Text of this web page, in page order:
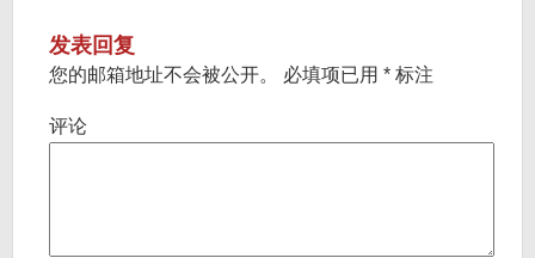
发表回复
您的邮箱地址不会被公开。 必填项已用 * 标注
评论